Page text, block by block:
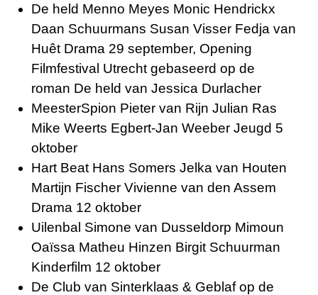
De held Menno Meyes Monic Hendrickx
Daan Schuurmans Susan Visser Fedja van
Huêt Drama 29 september, Opening
Filmfestival Utrecht gebaseerd op de
roman De held van Jessica Durlacher
MeesterSpion Pieter van Rijn Julian Ras
Mike Weerts Egbert-Jan Weeber Jeugd 5
oktober
Hart Beat Hans Somers Jelka van Houten
Martijn Fischer Vivienne van den Assem
Drama 12 oktober
Uilenbal Simone van Dusseldorp Mimoun
Oaïssa Matheu Hinzen Birgit Schuurman
Kinderfilm 12 oktober
De Club van Sinterklaas & Geblaf op de